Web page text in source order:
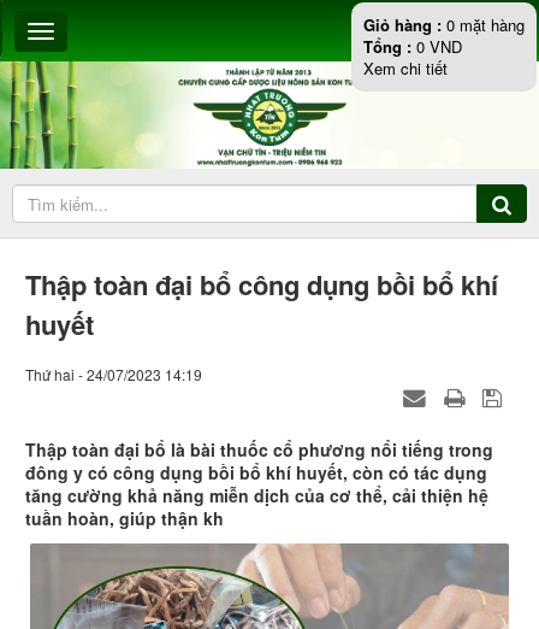
Thập toàn đại bổ công dụng bồi bổ khí
huyết
Thứ hai - 24/07/2023 14:19
Thập toàn đại bổ là bài thuốc cổ phương nổi tiếng trong
đông y có công dụng bồi bổ khí huyết, còn có tác dụng
tăng cường khả năng miễn dịch của cơ thể, cải thiện hệ
tuần hoàn, giúp thận kh
Giỏ hàng : 0 mặt hàng
Tổng : 0 VND
Xem chi tiết